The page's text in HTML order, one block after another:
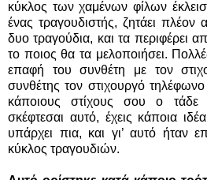
κύκλος των χαμένων φίλων
ένας τραγουδιστής, ζητάει πλέον
δυο τραγούδια, και τα περιφέρει
το ποιος θα τα μελοποιήσει.
επαφή του συνθέτη με τον
συνθέτης τον στιχουργό
κάποιους στίχους σου ο τάδε
σκέφτεσαι αυτό, έχεις κάποια
υπάρχει πια, και γι’ αυτό ήταν
κύκλος τραγουδιών.